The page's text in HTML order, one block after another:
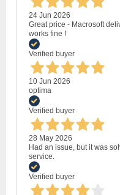
24 Jun 2026
Great price - Macrosoft
works fine !
Verified buyer
10 Jun 2026
optima
Verified buyer
28 May 2026
Had an issue, but it was
service.
Verified buyer